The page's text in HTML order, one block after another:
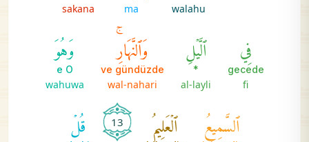
walahu
ma
sakana
فِي
gecede
fi
ٱلَّيۡلِ
*
al-layli
وَٱلنَّهَارِۚ
ve gündüzde
wal-nahari
وَهُوَ
e O
wahuwa
ٱلسَّمِيعُ ٱلۡعَلِيمُ 13 قُلۡ